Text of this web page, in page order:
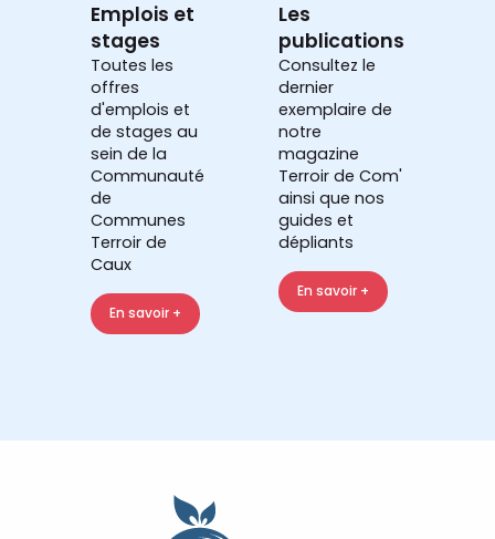
Emplois et
stages
Toutes les
offres
d'emplois et
de stages au
sein de la
Communauté
de
Communes
Terroir de
Caux
En savoir +
Les
publications
Consultez le
dernier
exemplaire de
notre
magazine
Terroir de Com'
ainsi que nos
guides et
dépliants
En savoir +